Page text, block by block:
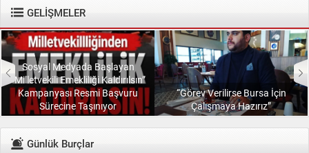
GELİŞMELER
Sosyal Medyada Başlayan
“Milletvekili Emekliliği Kaldırılsın”
Kampanyası Resmi Başvuru
Sürecine Taşınıyor
“Görev Verilirse Bursa İçin
Çalışmaya Hazırız”
Günlük Burçlar